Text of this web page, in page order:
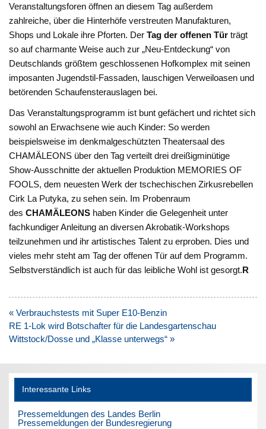
Veranstaltungsforen öffnen an diesem Tag außerdem
zahlreiche, über die Hinterhöfe verstreuten Manufakturen,
Shops und Lokale ihre Pforten. DerTag der offenen Türträgt
so auf charmante Weise auch zur „Neu-Entdeckung“ von
Deutschlands größtem geschlossenen Hofkomplex mit seinen
imposanten Jugendstil-Fassaden, lauschigen Verweiloasen und
betörenden Schaufensterauslagen bei.
Das Veranstaltungsprogramm ist bunt gefächert und richtet sich
sowohl an Erwachsene wie auch Kinder: So werden
beispielsweise im denkmalgeschützten Theatersaal des
CHAMÄLEONS über den Tag verteilt drei dreißigminütige
Show-Ausschnitte der aktuellen Produktion MEMORIES OF
FOOLS, dem neuesten Werk der tschechischen Zirkusrebellen
Cirk La Putyka, zu sehen sein. Im Probenraum
desCHAMÄLEONS haben Kinder die Gelegenheit unter
fachkundiger Anleitung an diversen Akrobatik-Workshops
teilzunehmen und ihr artistisches Talent zu erproben. Dies und
vieles mehr steht am Tag der offenen Tür auf dem Programm.
Selbstverständlich ist auch für das leibliche Wohl ist gesorgt.R
Beitragsnavigation
« Verbrauchstests mit Super E10-Benzin
RE 1-Lok wird Botschafter für die Landesgartenschau
Wittstock/Dosse und „Klasse unterwegs“ »
Interessante Links
Pressemeldungen des Landes Berlin
Pressemeldungen der Bundesregierung